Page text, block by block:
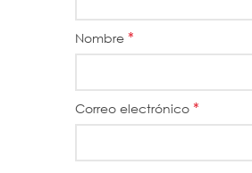
Nombre *
Correo electrónico *